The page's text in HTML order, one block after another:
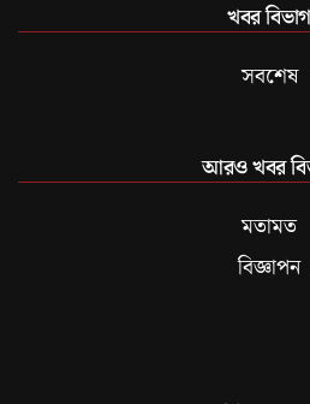
খবর বিভাগ
সবশেষ
আরও খবর
মতামত
বিজ্ঞাপন